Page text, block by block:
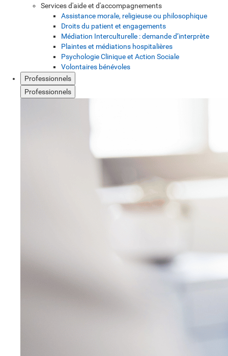
Services d'aide et d'accompagnements
Assistance morale, religieuse ou philosophique
Droits du patient et engagements
Médiation Interculturelle : demande d’interprète
Plaintes et médiations hospitalières
Psychologie Clinique et Action Sociale
Volontaires bénévoles
Professionnels
Professionnels